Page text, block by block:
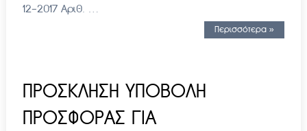
12-2017 Αριθ. …
Περισσότερα »
ΠΡΟΣΚΛΗΣΗ ΥΠΟΒΟΛΗ
ΠΡΟΣΦΟΡΑΣ ΓΙΑ